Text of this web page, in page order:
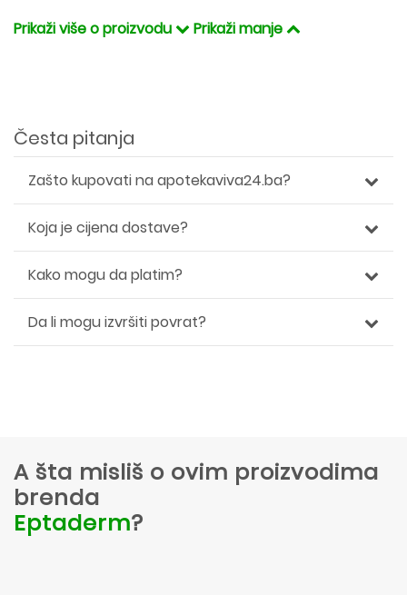
Prikaži više o proizvodu
Prikaži manje
Česta pitanja
Zašto kupovati na apotekaviva24.ba?
Koja je cijena dostave?
Kako mogu da platim?
Da li mogu izvršiti povrat?
A šta misliš o ovim proizvodima
brenda
Eptaderm?